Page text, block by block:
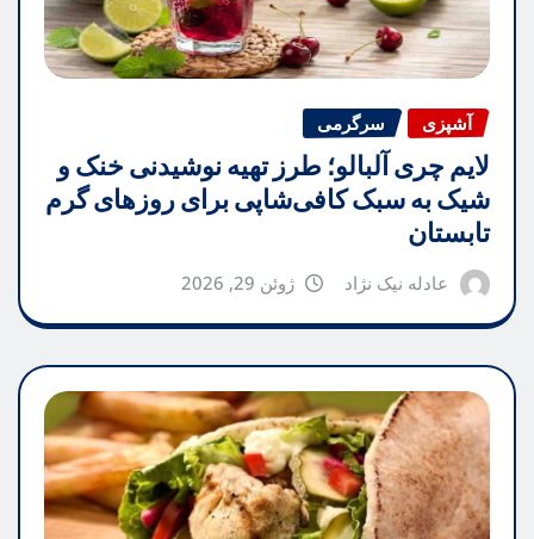
آشپزی سرگرمی
لایم چری آلبالو؛ طرز تهیه نوشیدنی خنک و
شیک به سبک کافی‌شاپی برای روزهای گرم
تابستان
عادله نیک نژاد ژوئن 29, 2026